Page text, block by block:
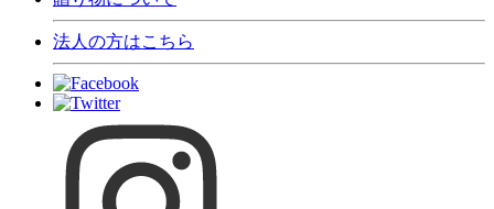
法人の方はこちら